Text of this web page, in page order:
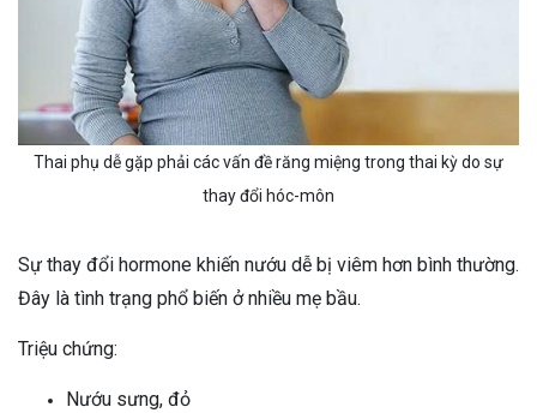
Thai phụ dễ gặp phải các vấn đề răng miệng trong thai kỳ do sự
thay đổi hóc-môn
Sự thay đổi hormone khiến nướu dễ bị viêm hơn bình thường.
Đây là tình trạng phổ biến ở nhiều mẹ bầu.
Triệu chứng:
Nướu sưng, đỏ